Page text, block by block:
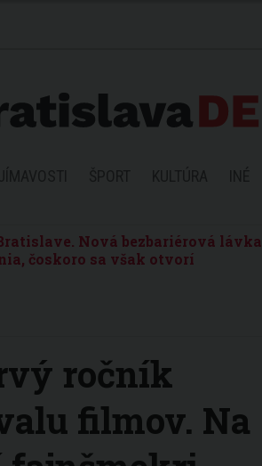
Nová bezbariérová lávka
čoskoro sa však otvorí
ročník
filmov. Na